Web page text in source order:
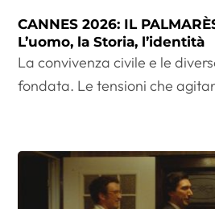
CANNES 2026: IL
L’uomo, la Storia, l’identità
La convivenza civile e le
fondata. Le tensioni che